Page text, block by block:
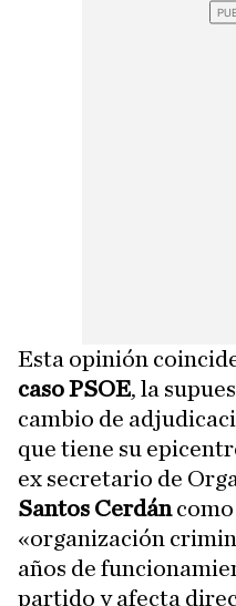
Esta opinión
caso PSOE, la
cambio de
que tiene su
ex secretario de
Santos Cerdáncomo
«organización
años de
partido y afecta